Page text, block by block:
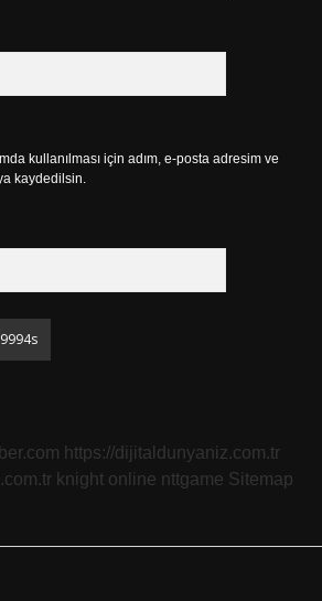
kullanılması için adım, e-posta adresim ve
kaydedilsin.
https://dijitaldunyaniz.com.tr
knight online nttgame Sitemap